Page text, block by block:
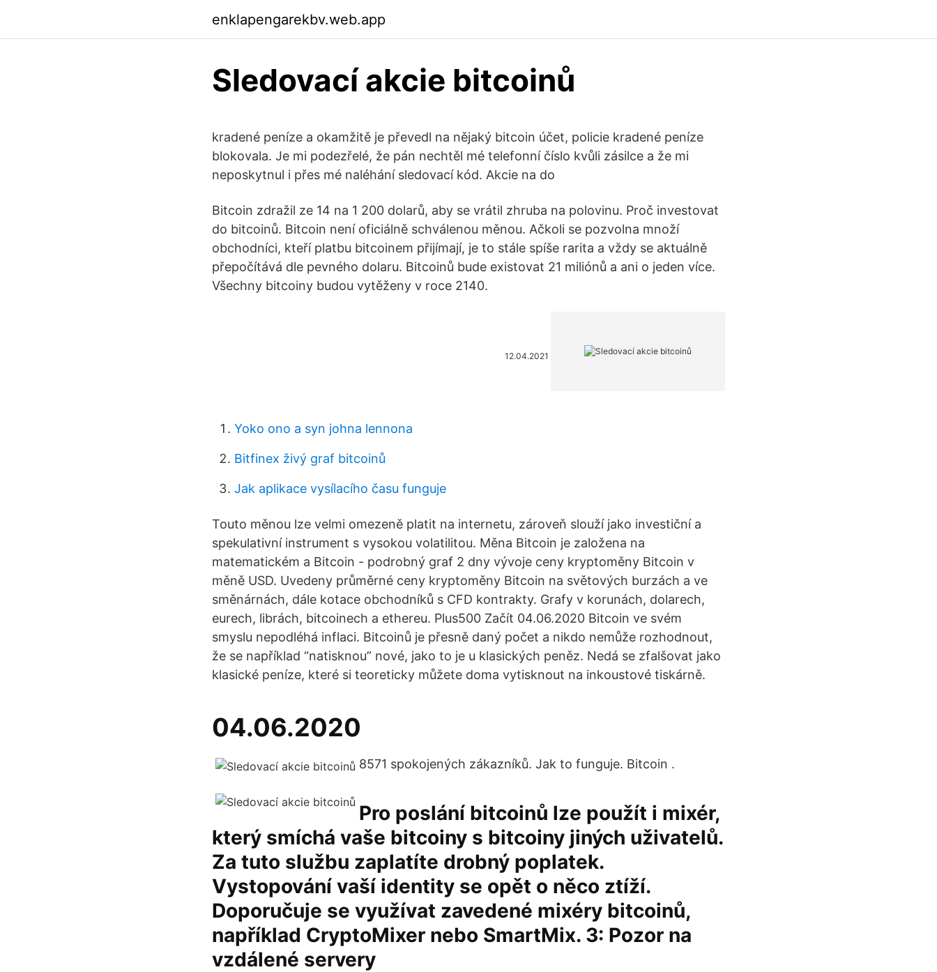
enklapengarekbv.web.app
Sledovací akcie bitcoinů
kradené peníze a okamžitě je převedl na nějaký bitcoin účet, policie kradené peníze
blokovala. Je mi podezřelé, že pán nechtěl mé telefonní číslo kvůli zásilce a že mi
neposkytnul i přes mé naléhání sledovací kód. Akcie na do
Bitcoin zdražil ze 14 na 1 200 dolarů, aby se vrátil zhruba na polovinu. Proč investovat
do bitcoinů. Bitcoin není oficiálně schválenou měnou. Ačkoli se pozvolna množí
obchodníci, kteří platbu bitcoinem přijímají, je to stále spíše rarita a vždy se aktuálně
přepočítává dle pevného dolaru. Bitcoinů bude existovat 21 miliónů a ani o jeden více.
Všechny bitcoiny budou vytěženy v roce 2140.
12.04.2021
Yoko ono a syn johna lennona
Bitfinex živý graf bitcoinů
Jak aplikace vysílacího času funguje
Touto měnou lze velmi omezeně platit na internetu, zároveň slouží jako investiční a
spekulativní instrument s vysokou volatilitou. Měna Bitcoin je založena na
matematickém a Bitcoin - podrobný graf 2 dny vývoje ceny kryptoměny Bitcoin v
měně USD. Uvedeny průměrné ceny kryptoměny Bitcoin na světových burzách a ve
směnárnách, dále kotace obchodníků s CFD kontrakty. Grafy v korunách, dolarech,
eurech, librách, bitcoinech a ethereu. Plus500 Začít 04.06.2020 Bitcoin ve svém
smyslu nepodléhá inflaci. Bitcoinů je přesně daný počet a nikdo nemůže rozhodnout,
že se například “natisknou” nové, jako to je u klasických peněz. Nedá se zfalšovat jako
klasické peníze, které si teoreticky můžete doma vytisknout na inkoustové tiskárně.
04.06.2020
8571 spokojených zákazníků. Jak to funguje. Bitcoin .
Pro poslání bitcoinů lze použít i mixér,
který smíchá vaše bitcoiny s bitcoiny jiných uživatelů.
Za tuto službu zaplatíte drobný poplatek.
Vystopování vaší identity se opět o něco ztíží.
Doporučuje se využívat zavedené mixéry bitcoinů,
například CryptoMixer nebo SmartMix. 3: Pozor na
vzdálené servery